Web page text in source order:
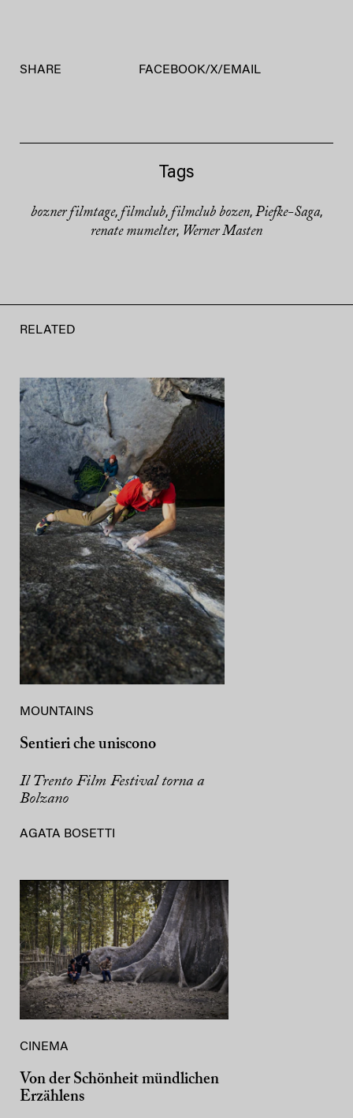
SHARE FACEBOOK/X/ EMAIL
Tags
bozner filmtage, filmclub, filmclub bozen, Piefke-Saga,
renate mumelter, Werner Masten
RELATED
MOUNTAINS
Sentieri che uniscono
Il Trento Film Festival torna a
Bolzano
AGATA BOSETTI
CINEMA
Von der Schönheit mündlichen
Erzählens